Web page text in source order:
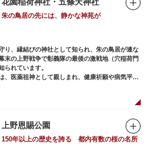
あったのに対して、アメ横は満州からの復員兵が
。出店を統制し、商店街が形成されました。
発生した闇市は、飴を販売する屋台があったこと
り）」と呼ばれるように。反対側のJR御徒町付近
出物資を販売する店ができたので「アメリカ横丁
れるようになりました。この2つのエリアが統合
ったと言われています。
朱の鳥居の先には、静かな神苑が
り、縁結びの神社として知られ、朱の鳥居が連な
末の上野戦争で彰義隊の最後の激戦地（穴稲荷門
られています。
、医薬祖神として親しまれ、健康祈願や病気平癒
には菅原道真公も祀られています。
るでひとつの神社かのように並んで鎮座していま
の独立した神社です。どちらの御朱印も五條天神
の授与は9:00～17:00）
上野恩賜公園
150年以上の歴史を誇る 都内有数の桜の名所